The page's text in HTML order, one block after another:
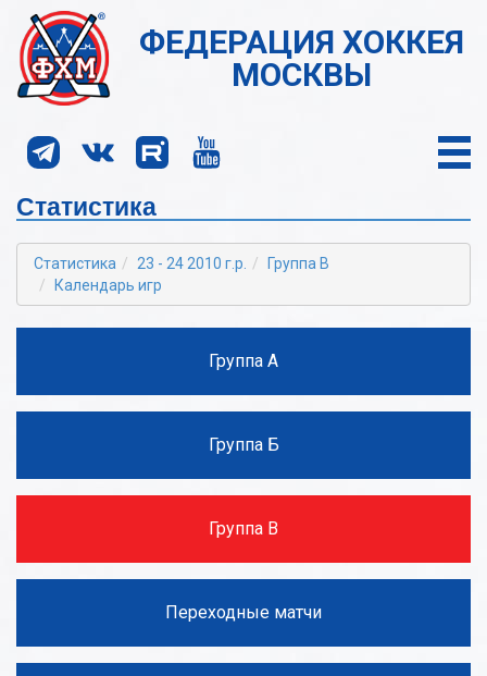
ФЕДЕРАЦИЯ ХОККЕЯ
МОСКВЫ
Статистика
Статистика 23 - 24 2010 г.р.
Группа В
Календарь игр
Группа А
Группа Б
Группа В
Переходные матчи